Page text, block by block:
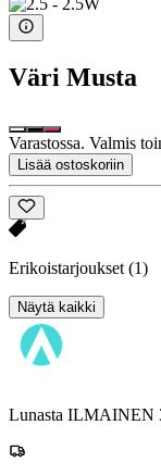
Väri Musta
Varastossa. Valmis
Lisää ostoskoriin
Erikoistarjoukset (1)
Näytä kaikki
Lunasta ILMAINEN